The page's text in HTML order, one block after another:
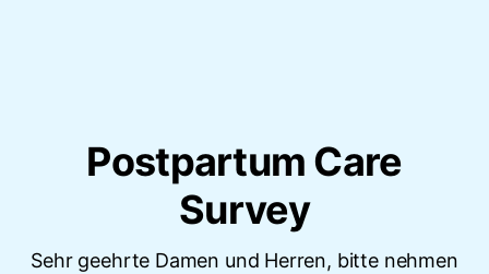
Postpartum Care
Survey
Sehr geehrte Damen und Herren, bitte nehmen